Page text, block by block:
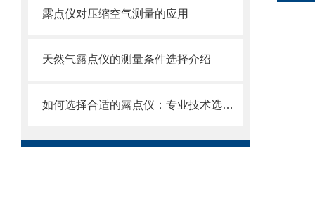
露点仪对压缩空气测量的应用
天然气露点仪的测量条件选择介绍
如何选择合适的露点仪：专业技术选型指南